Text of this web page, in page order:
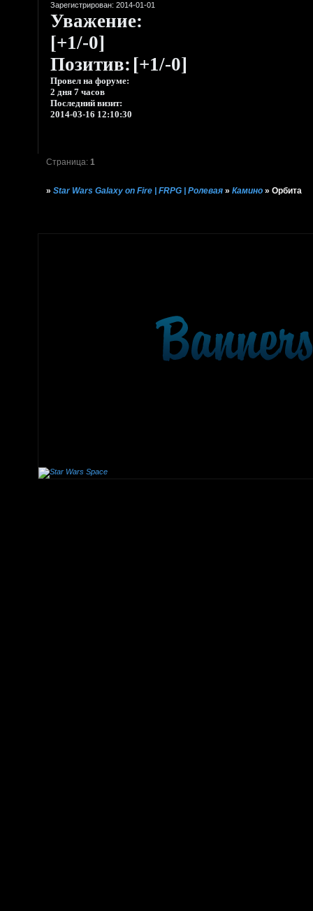
Зарегистрирован: 2014-01-01
Уважение:
[+1/-0]
Позитив: [+1/-0]
Провел на форуме:
2 дня 7 часов
Последний визит:
2014-03-16 12:10:30
Страница:1
»Star Wars Galaxy on Fire | FRPG | Ролевая »Камино »Орбита